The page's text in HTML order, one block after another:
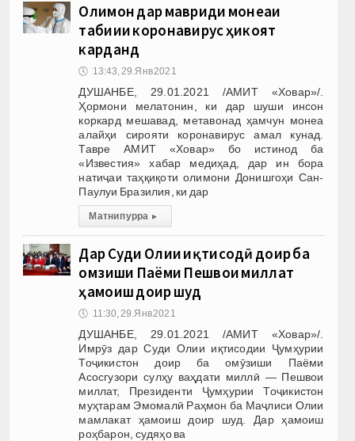
Олимон дар мавриди монеаи
табиии коронавирус ҳикоят
карданд
🕔 13:43, 29.Янв 2021
ДУШАНБЕ, 29.01.2021 /АМИТ «Ховар»/.
Ҳормони мелатонин, ки дар шуши инсон
коркард мешавад, метавонад ҳамчун монеа
алайҳи сирояти коронавирус амал кунад.
Тавре АМИТ «Ховар» бо истинод ба
«Известия» хабар медиҳад, дар ин бора
натиҷаи таҳқиқоти олимони Донишгоҳи Сан-
Паулуи Бразилия, ки дар
Матни пурра ▸
Дар Суди Олии иқтисодӣ доир ба
омӯзиши Паёми Пешвои миллат
ҳамоиш доир шуд
🕔 11:30, 29.Янв 2021
ДУШАНБЕ, 29.01.2021 /АМИТ «Ховар»/.
Имрӯз дар Суди Олии иқтисодии Ҷумҳурии
Тоҷикистон доир ба омӯзиши Паёми
Асосгузори сулҳу ваҳдати миллӣ — Пешвои
миллат, Президенти Ҷумҳурии Тоҷикистон
муҳтарам Эмомалӣ Раҳмон ба Маҷлиси Олии
мамлакат ҳамоиш доир шуд. Дар ҳамоиш
роҳбарон, судяҳо ва